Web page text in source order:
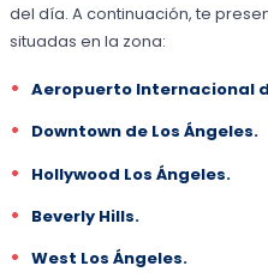
del día. A continuación, te
situadas en la zona:
Aeropuerto Internacional
Downtown de Los Ángeles.
Hollywood Los Ángeles.
Beverly Hills.
West Los Ángeles.